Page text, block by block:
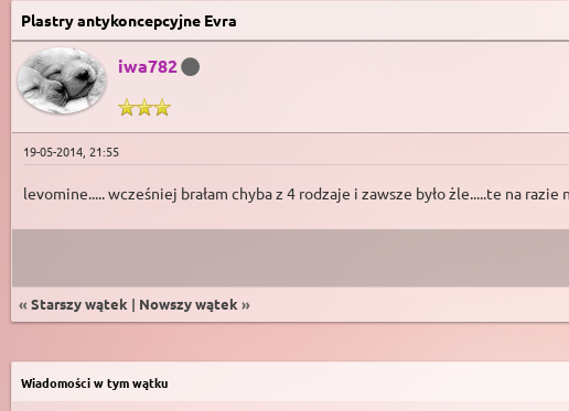
Plastry antykoncepcyjne Evra
iwa782
19-05-2014, 21:55
levomine..... wcześniej brałam chyba z 4 rodzaje i zawsze było żle.....te na
« Starszy wątek | Nowszy wątek »
Wiadomości w tym wątku